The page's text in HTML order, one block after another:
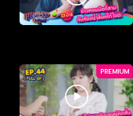
PREMIUM